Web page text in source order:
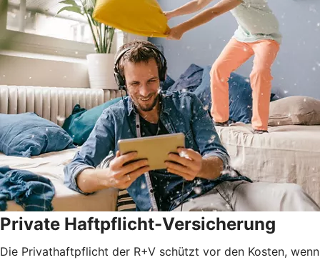
Private Haftpflicht-Versicherung
Die Privathaftpflicht der R+V schützt vor den Kosten, wenn